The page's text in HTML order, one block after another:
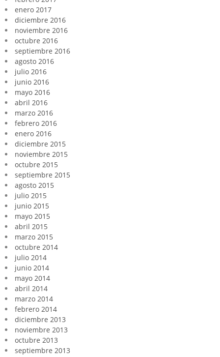
enero 2017
diciembre 2016
noviembre 2016
octubre 2016
septiembre 2016
agosto 2016
julio 2016
junio 2016
mayo 2016
abril 2016
marzo 2016
febrero 2016
enero 2016
diciembre 2015
noviembre 2015
octubre 2015
septiembre 2015
agosto 2015
julio 2015
junio 2015
mayo 2015
abril 2015
marzo 2015
octubre 2014
julio 2014
junio 2014
mayo 2014
abril 2014
marzo 2014
febrero 2014
diciembre 2013
noviembre 2013
octubre 2013
septiembre 2013